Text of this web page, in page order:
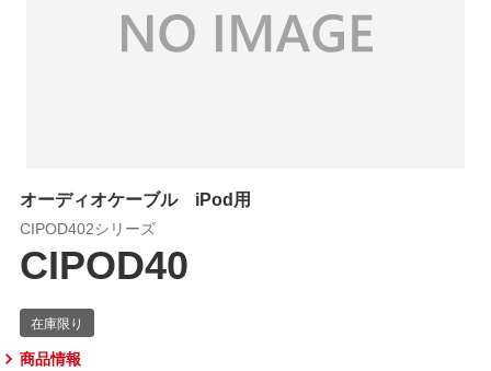
オーディオケーブル iPod用
CIPOD402シリーズ
CIPOD40
商品情報